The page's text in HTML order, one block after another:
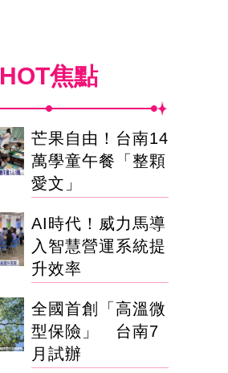
HOT焦點
芒果自由！台南14
萬學童午餐「整顆
愛文」
AI時代！威力馬導
入智慧營運系統提
升效率
全國首創「高溫微
型保險」 台南7
月試辦